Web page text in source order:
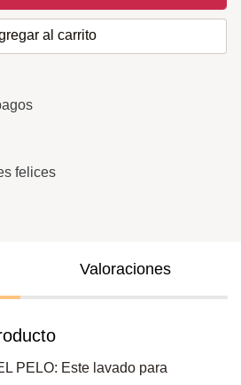
al carrito
felices
Valoraciones
PELO: Este lavado para